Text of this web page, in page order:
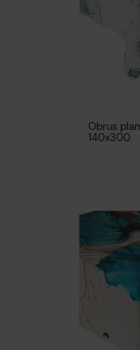
Obrus
140x300